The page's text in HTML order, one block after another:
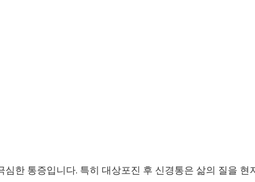
한 통증입니다. 특히 대상포진 후 신경통은 삶의 질을 현